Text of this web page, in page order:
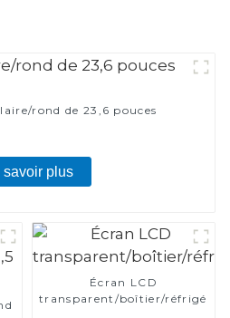
rond de 23,6 pouces
savoir plus
Écran LCD
transparent/boîtier/